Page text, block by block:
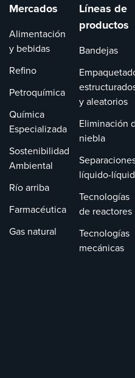
diversas
Mercados
Alimentación
y bebidas
Refino
Petroquímica
Química
Especializada
Sostenibilidad
Ambiental
Río arriba
Farmacéutica
Gas natural
Líneas de
productos
Bandejas
y aleatorios
Eliminación
niebla
líquido-
Tecnologías
de reactores
Tecnologías
mecánicas